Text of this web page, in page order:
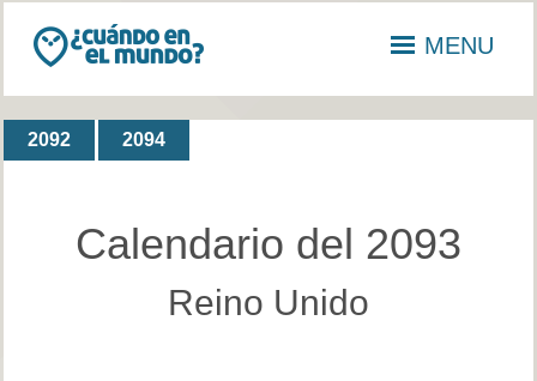
MENU
2092 2094
Calendario del 2093
Reino Unido